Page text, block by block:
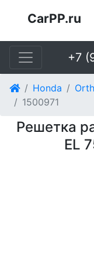
CarPP.ru
+7
Honda
1500971
Решетка
EL